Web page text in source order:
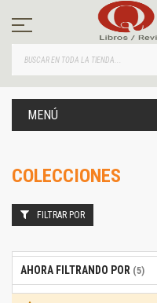
contenido
MENÚ
COLECCIONES
FILTRAR POR
AHORA FILTRANDO POR